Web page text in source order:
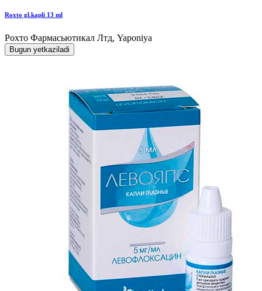
Roxto gl.kapli 13 ml
Рохто Фармасьютикал Лтд, Yaponiya
Bugun yetkaziladi